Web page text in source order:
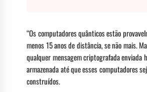
“Os computadores quânticos estão
menos 15 anos de distância, se não mais.
qualquer mensagem criptografada enviada
armazenada até que esses computadores
construídos.